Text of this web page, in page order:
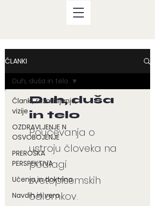
ĆLANKI
Članki, razmišljanja,
vizije
OZDRAVLJENJE N
OSVOBOJENJE
PREROŠKA
PERSPEKTIVA
Učenja in doktrina
Navdih in vera
Duh, duša in telo
Duh, duša
in telo
Poučevanja o
ustroju človeka na
podlagi
svetopisemskih
odlomkov.